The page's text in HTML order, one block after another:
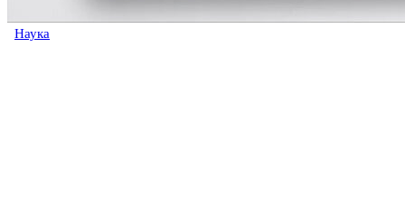
Наука